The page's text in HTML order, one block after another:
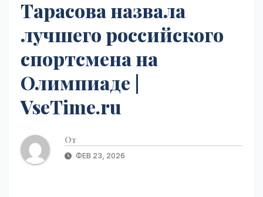
Тарасова назвала
лучшего российского
спортсмена на
Олимпиаде |
VseTime.ru
От
ФЕВ 23, 2026